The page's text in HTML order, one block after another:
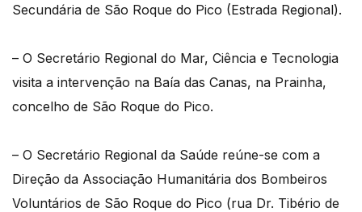
Secundária de São Roque do Pico (Estrada Regional).
– O Secretário Regional do Mar, Ciência e Tecnologia
visita a intervenção na Baía das Canas, na Prainha,
concelho de São Roque do Pico.
– O Secretário Regional da Saúde reúne-se com a
Direção da Associação Humanitária dos Bombeiros
Voluntários de São Roque do Pico (rua Dr. Tibério de